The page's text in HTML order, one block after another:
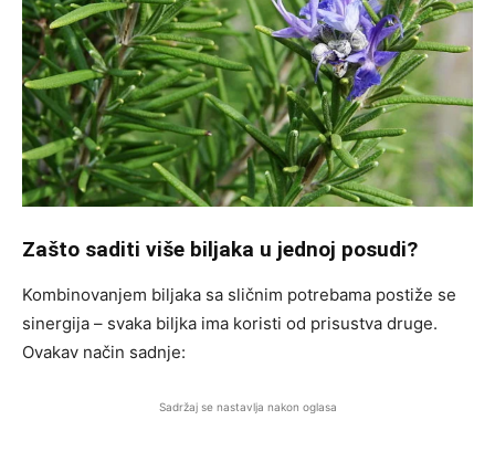
Zašto saditi više biljaka u jednoj posudi?
Kombinovanjem biljaka sa sličnim potrebama postiže se
sinergija – svaka biljka ima koristi od prisustva druge.
Ovakav način sadnje:
Sadržaj se nastavlja nakon oglasa